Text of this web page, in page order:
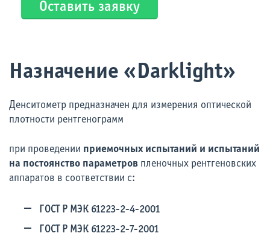
Оставить заявку
Назначение «Darklight»
Денситометр предназначен для измерения оптической
плотности рентгенограмм
при проведении приемочных испытаний и испытаний
на постоянство параметров пленочных рентгеновских
аппаратов в соответствии с:
ГОСТ Р МЭК 61223-2-4-2001
ГОСТ Р МЭК 61223-2-7-2001